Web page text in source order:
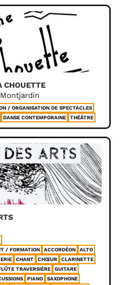
CHOUETTE
/ ORGANISATION DE SPECTACLES
DANSE CONTEMPORAINE THÉÂTRE
/ FORMATION
ACCORDÉON
ALTO
CHANT CHŒUR
CLARINETTE
TRAVERSIÈRE
GUITARE
PIANO
SAXOPHONE